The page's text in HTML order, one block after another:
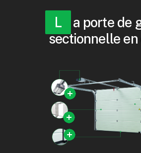
La porte de garage
sectionnelle